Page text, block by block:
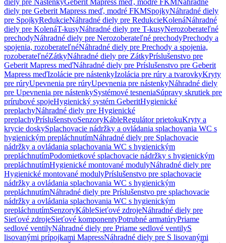
diely pre NástenkyGeberit Mapress meď, modré FKMNáhradné
diely pre Geberit Mapress meď, modré FKMSpojkyNáhradné diely
pre SpojkyRedukcieNáhradné diely pre RedukcieKolenáNáhradné
diely pre KolenáT-kusyNáhradné diely pre T-kusyNerozoberateľné
prechodyNáhradné diely pre Nerozoberateľné prechodyPrechody a
spojenia, rozoberateľnéNáhradné diely pre Prechody a spojenia,
rozoberateľnéZátkyNáhradné diely pre ZátkyPríslušenstvo pre
Geberit Mapress meďNáhradné diely pre Príslušenstvo pre Geberit
Mapress meďIzolácie pre nástenkyIzolácia pre rúry a tvarovkyKryty
pre rúryUpevnenia pre rúryUpevnenia pre nástenkyNáhradné diely
pre Upevnenia pre nástenkySystémové tesneniaSúpravy skrutiek pre
prírubové spojeHygienický systém GeberitHygienické
preplachyNáhradné diely pre Hygienické
preplachyPríslušenstvoSenzoryKábleRegulátor prietokuKryty a
krycie doskySplachovacie nádržky a ovládania splachovania WC s
hygienickým prepláchnutímNáhradné diely pre Splachovacie
nádržky a ovládania splachovania WC s hygienickým
prepláchnutímPodomietkové splachovacie nádržky s hygienickým
prepláchnutímHygienické montované modulyNáhradné diely pre
Hygienické montované modulyPríslušenstvo pre splachovacie
nádržky a ovládania splachovania WC s hygienickým
prepláchnutímNáhradné diely pre Príslušenstvo pre splachovacie
nádržky a ovládania splachovania WC s hygienickým
prepláchnutímSenzoryKábleSieťové zdrojeNáhradné diely pre
Sieťové zdrojeSieťové komponentyPotrubné armatúryPriame
sedlové ventilyNáhradné diely pre Priame sedlové ventilyS
lisovanými prípojkami MapressNáhradné diely pre S lisovanými